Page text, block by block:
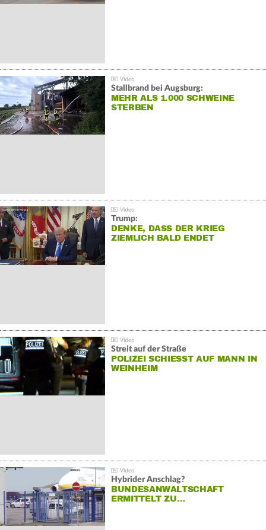
Stallbrand bei Augsburg:
MEHR ALS 1.000 SCHWEINE
STERBEN
Trump:
DENKE, DASS DER KRIEG
ZIEMLICH BALD ENDET
Streit auf der Straße
POLIZEI SCHIESST AUF MANN IN W
EINHEIM
Hybrider Anschlag?
BUNDESANWALTSCHAFT
ERMITTELT ZU…